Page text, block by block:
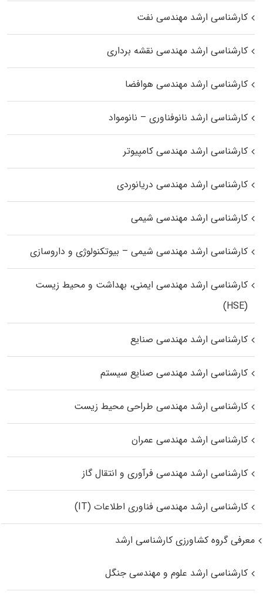
کارشناسی ارشد مهندسی نفت
کارشناسی ارشد مهندسی نقشه برداری
کارشناسی ارشد مهندسی هوافضا
کارشناسی ارشد نانوفناوری – نانومواد
کارشناسی ارشد مهندسی کامپیوتر
کارشناسی ارشد مهندسی دریانوردی
کارشناسی ارشد مهندسی شیمی
کارشناسی ارشد مهندسی شیمی – بیوتکنولوژی و داروسازی
کارشناسی ارشد مهندسی ایمنی، بهداشت و محیط زیست
(HSE)
کارشناسی ارشد مهندسی صنایع
کارشناسی ارشد مهندسی صنایع سیستم
کارشناسی ارشد مهندسی طراحی محیط زیست
کارشناسی ارشد مهندسی عمران
کارشناسی ارشد مهندسی فرآوری و انتقال گاز
کارشناسی ارشد مهندسی فناوری اطلاعات (IT)
معرفی گروه کشاورزی کارشناسی ارشد
کارشناسی ارشد علوم و مهندسی جنگل